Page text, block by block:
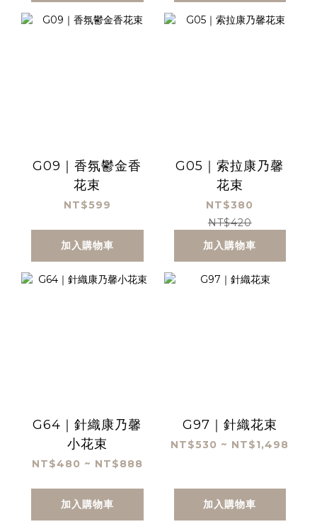
G09｜香氛鬱金香
花束
NT$599
加入購物車
G05｜索拉康乃馨
花束
NT$380
NT$420
加入購物車
G64｜針織康乃馨
小花束
NT$480 ~ NT$888
加入購物車
G97｜針織花束
NT$530 ~ NT$1,498
加入購物車